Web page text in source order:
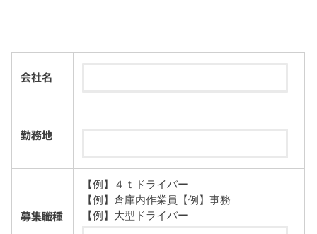
会社名
勤務地
募集職種
【例】４ｔドライバー
【例】倉庫内作業員【例】事務
【例】大型ドライバー